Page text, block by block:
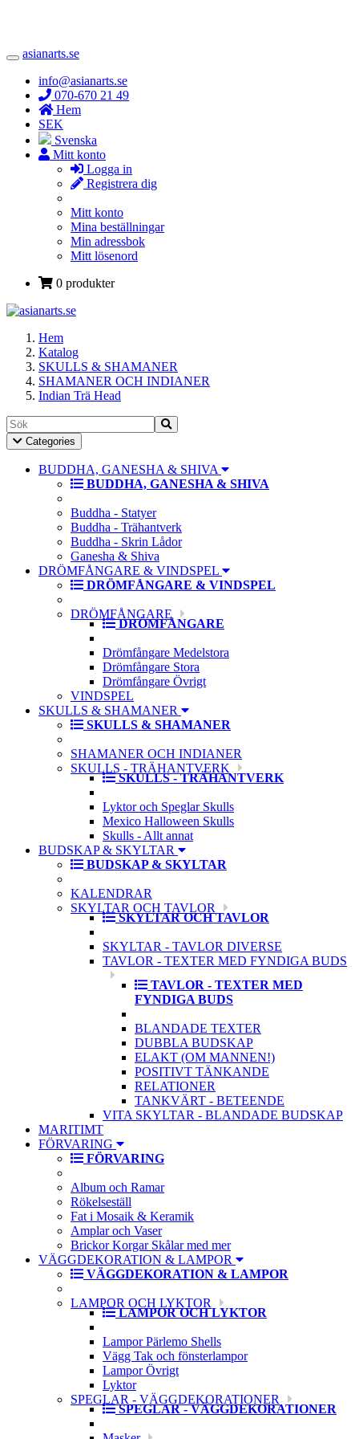
Toggle
Navigation
asianarts.se
info@asianarts.se
070-670 21 49
Hem
SEK
Svenska
Mitt konto
Logga in
Registrera dig
Mitt konto
Mina beställningar
Min adressbok
Mitt lösenord
0 produkter
Hem
Katalog
SKULLS & SHAMANER
SHAMANER OCH INDIANER
Indian Trä Head
Toggle
Navigation
Categories
BUDDHA, GANESHA & SHIVA
BUDDHA, GANESHA & SHIVA
Buddha - Statyer
Buddha - Trähantverk
Buddha - Skrin Lådor
Ganesha & Shiva
DRÖMFÅNGARE & VINDSPEL
DRÖMFÅNGARE & VINDSPEL
DRÖMFÅNGARE
DRÖMFÅNGARE
Drömfångare Medelstora
Drömfångare Stora
Drömfångare Övrigt
VINDSPEL
SKULLS & SHAMANER
SKULLS & SHAMANER
SHAMANER OCH INDIANER
SKULLS - TRÄHANTVERK
SKULLS - TRÄHANTVERK
Lyktor och Speglar Skulls
Mexico Halloween Skulls
Skulls - Allt annat
BUDSKAP & SKYLTAR
BUDSKAP & SKYLTAR
KALENDRAR
SKYLTAR OCH TAVLOR
SKYLTAR OCH TAVLOR
SKYLTAR - TAVLOR DIVERSE
TAVLOR - TEXTER MED FYNDIGA BUDS
TAVLOR - TEXTER MED
FYNDIGA BUDS
BLANDADE TEXTER
DUBBLA BUDSKAP
ELAKT (OM MANNEN!)
POSITIVT TÄNKANDE
RELATIONER
TANKVÄRT - BETEENDE
VITA SKYLTAR - BLANDADE BUDSKAP
MARITIMT
FÖRVARING
FÖRVARING
Album och Ramar
Rökelseställ
Fat i Mosaik & Keramik
Amplar och Vaser
Brickor Korgar Skålar med mer
VÄGGDEKORATION & LAMPOR
VÄGGDEKORATION & LAMPOR
LAMPOR OCH LYKTOR
LAMPOR OCH LYKTOR
Lampor Pärlemo Shells
Vägg Tak och fönsterlampor
Lampor Övrigt
Lyktor
SPEGLAR - VÄGGDEKORATIONER
SPEGLAR - VÄGGDEKORATIONER